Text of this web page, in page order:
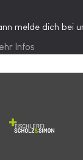
melde dich bei
Infos